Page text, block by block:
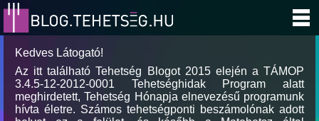
Kedves Látogató!
Az itt található Tehetség Blogot 2015 elején a TÁMOP
3.4.5-12-2012-0001 Tehetséghidak Program alatt
meghirdetett, Tehetség Hónapja elnevezésű programunk
hívta életre. Számos tehetségponti beszámolónak adott